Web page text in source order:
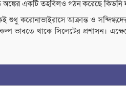
অঙ্কের একটি তহবিলও গঠন করেছে কিডনি
করোনাভাইরাসে আক্রান্ত ও সন্দিগ্ধদের
ভাবতে থাকে সিলেটের প্রশাসন।